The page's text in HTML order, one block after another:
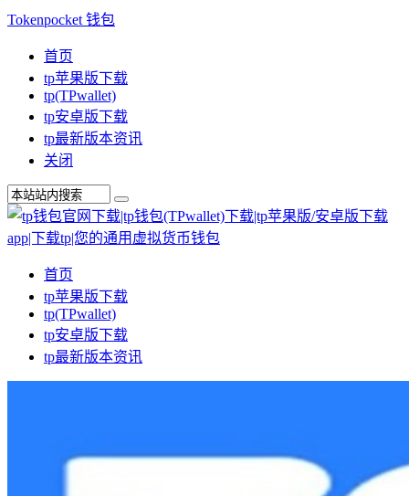
Tokenpocket 钱包
首页
tp苹果版下载
tp(TPwallet)
tp安卓版下载
tp最新版本资讯
关闭
首页
tp苹果版下载
tp(TPwallet)
tp安卓版下载
tp最新版本资讯